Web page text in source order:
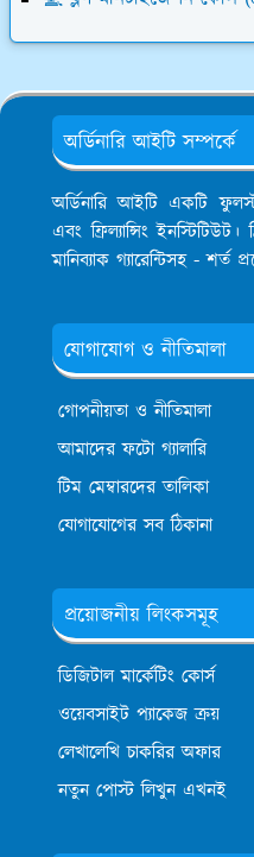
অর্ডিনারি আইটি সম্পর্কে
অর্ডিনারি আইটি একটি
এবং ফ্রিল্যান্সিং
মানিব্যাক গ্যারেন্টিসহ - শর্ত
যোগাযোগ ও নীতিমালা
গোপনীয়তা ও নীতিমালা
আমাদের ফটো গ্যালারি
টিম মেম্বারদের তালিকা
যোগাযোগের সব ঠিকানা
প্রয়োজনীয় লিংকসমূহ
ডিজিটাল মার্কেটিং কোর্স
ওয়েবসাইট প্যাকেজ ক্রয়
লেখালেখি চাকরির অফার
নতুন পোস্ট লিখুন এখনই